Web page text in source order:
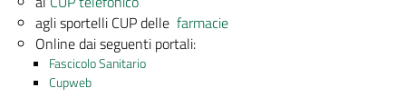
agli sportelli CUP dellefarmacie
Online dai seguenti portali:
Fascicolo Sanitario
Cupweb